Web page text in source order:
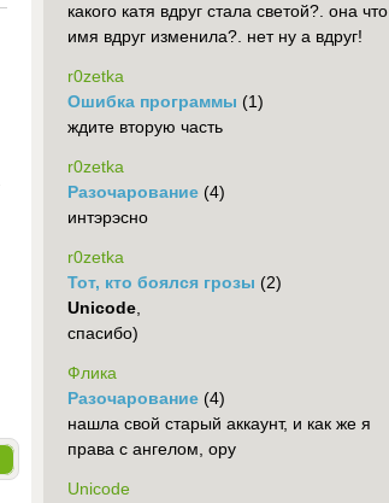
какого катя вдруг стала светой?. она что
имя вдруг изменила?. нет ну а вдруг!
r0zetka
Ошибка программы (1)
ждите вторую часть
r0zetka
Разочарование (4)
интэрэсно
r0zetka
Тот, кто боялся грозы (2)
Unicode
спасибо)
Флика
Разочарование (4)
нашла свой старый аккаунт, и как же я
права с ангелом, ору
Unicode